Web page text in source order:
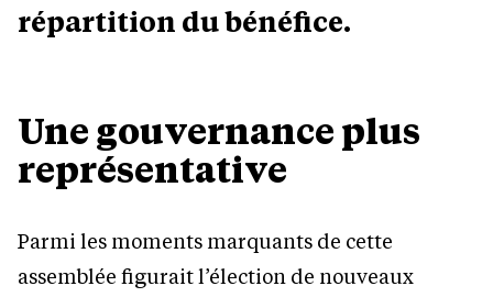
répartition du bénéfice.
Une gouvernance plus
représentative
Parmi les moments marquants de cette
assemblée figurait l’élection de nouveaux